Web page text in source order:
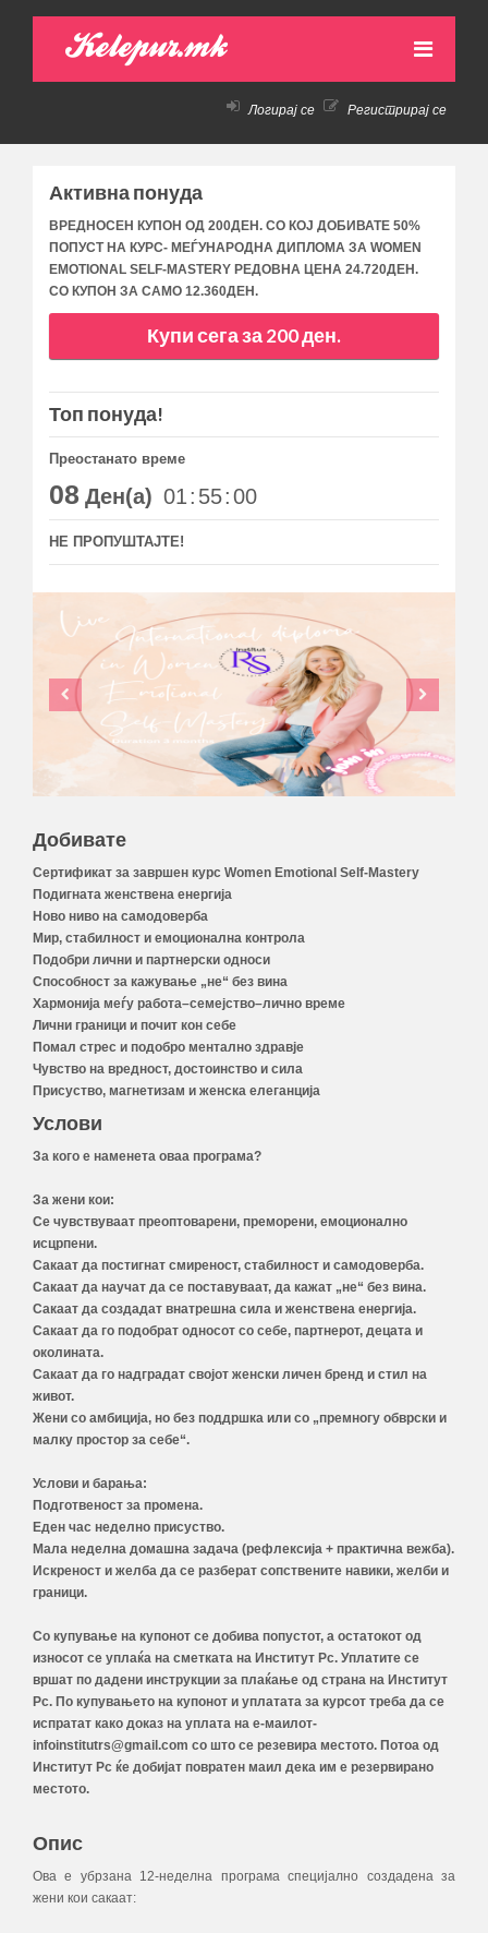
Kelepur.mk
КАКО ДА КУПАМ!
Логирај се Регистрирај се
Активна понуда
ВРЕДНОСЕН КУПОН ОД 200ДЕН. СО КОЈ ДОБИВАТЕ 50%
ПОПУСТ НА КУРС- МЕЃУНАРОДНА ДИПЛОМА ЗА WOMEN
EMOTIONAL SELF-MASTERY РЕДОВНА ЦЕНА 24.720ДЕН.
СО КУПОН ЗА САМО 12.360ДЕН.
Купи сега за 200 ден.
Топ понуда!
Преостанато време
08 Ден(а) 01 55 00
НЕ ПРОПУШТАЈТЕ!
Добивате
Сертификат за завршен курс Women Emotional Self-Mastery
Подигната женствена енергија
Ново ниво на самодоверба
Мир, стабилност и емоционална контрола
Подобри лични и партнерски односи
Способност за кажување „не“ без вина
Хармонија меѓу работа–семејство–лично време
Лични граници и почит кон себе
Помал стрес и подобро ментално здравје
Чувство на вредност, достоинство и сила
Присуство, магнетизам и женска елеганција
Услови
За кого е наменета оваа програма?
За жени кои:
Се чувствуваат преоптоварени, преморени, емоционално
исцрпени.
Сакаат да постигнат смиреност, стабилност и самодоверба.
Сакаат да научат да се поставуваат, да кажат „не“ без вина.
Сакаат да создадат внатрешна сила и женствена енергија.
Сакаат да го подобрат односот со себе, партнерот, децата и
околината.
Сакаат да го надградат својот женски личен бренд и стил на
живот.
Жени со амбиција, но без поддршка или со „премногу обврски и
малку простор за себе“.
Услови и барања:
Подготвеност за промена.
Еден час неделно присуство.
Мала неделна домашна задача (рефлексија + практична вежба).
Искреност и желба да се разберат сопствените навики, желби и
граници.
Со купување на купонот се добива попустот, а остатокот од
износот се уплаќа на сметката на Институт Рс. Уплатите се
вршат по дадени инструкции за плаќање од страна на Институт
Рс. По купувањето на купонот и уплатата за курсот треба да се
испратат како доказ на уплата на е-маилот-
infoinstitutrs@gmail.com со што се резевира местото. Потоа од
Институт Рс ќе добијат повратен маил дека им е резервирано
местото.
Опис
Ова е убрзана 12-неделна програма специјално создадена за
жени кои сакаат: